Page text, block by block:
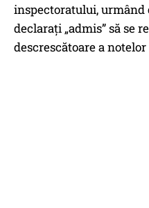
inspectoratului,
declaraţi „admis” să se
descrescătoare a